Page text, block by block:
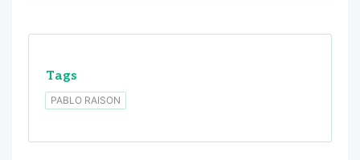
Tags
PABLO RAISON